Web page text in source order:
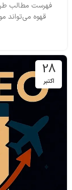
فهرست مطالب
قهوه می‌تواند
28
اکتبر